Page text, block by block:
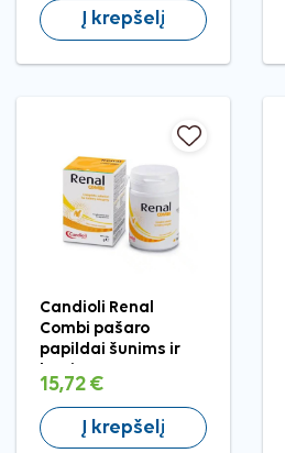
Į krepšelį
Candioli Renal
Combi pašaro
papildai šunims ir
15,72 €
Į krepšelį